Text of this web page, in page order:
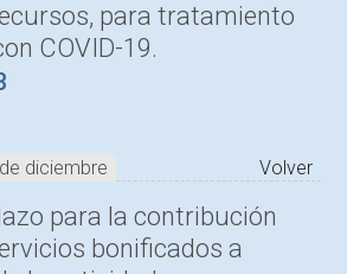
para tratamiento
COVID-19.
diciembre Volver
para la contribución
bonificados a